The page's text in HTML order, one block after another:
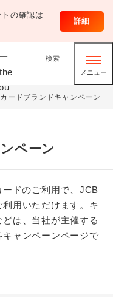
の確認は
詳細
検索
メニュー
ードブランドキャンペーン
ペーン
ドのご利用で、JCB
用いただけます。キ
は、当社が主催する
ャンペーンページで